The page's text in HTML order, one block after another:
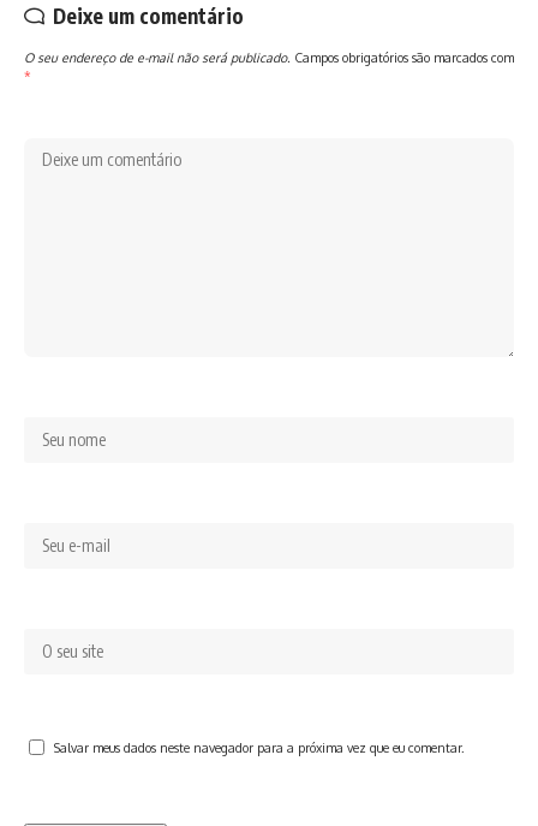
Deixe um comentário
O seu endereço de e-mail não será publicado. Campos obrigatórios são marcados com
*
Salvar meus dados neste navegador para a próxima vez que eu comentar.